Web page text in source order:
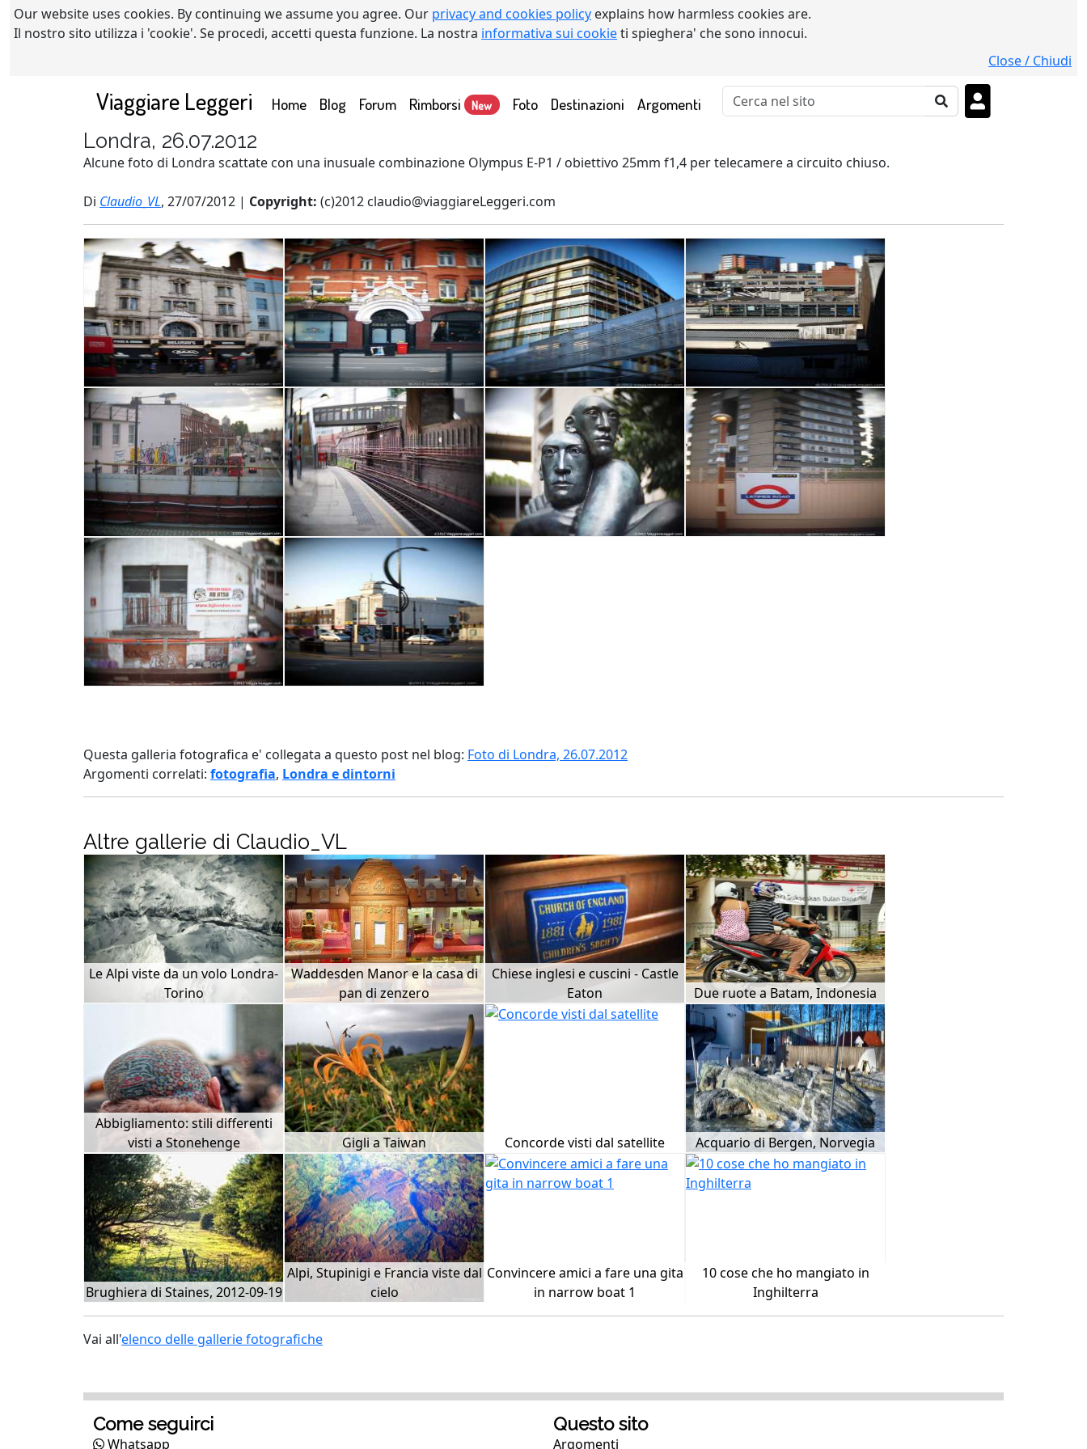
Our website uses cookies. By continuing we assume you agree. Our privacy and cookies policy explains how harmless cookies are.
Il nostro sito utilizza i 'cookie'. Se procedi, accetti questa funzione. La nostra informativa sui cookieti spieghera' che sono innocui.
Close / Chiudi
Viaggiare Leggeri Home(current)
Blog Forum Rimborsi New Foto Destinazioni Argomenti
Londra, 26.07.2012
Alcune foto di Londra scattate con una inusuale combinazione Olympus E-P1 / obiettivo 25mm f1,4 per telecamere a circuito chiuso.
Di Claudio_VL, 27/07/2012 | Copyright: (c)2012 claudio@viaggiareLeggeri.com
Questa galleria fotografica e' collegata a questo post nel blog: Foto di Londra, 26.07.2012
Argomenti correlati: fotografia, Londra e dintorni
Altre gallerie di Claudio_VL
Le Alpi viste da un volo Londra-
Torino
Waddesden Manor e la casa di
pan di zenzero
Chiese inglesi e cuscini - Castle
Eaton
Due ruote a Batam, Indonesia
Abbigliamento: stili differenti
visti a Stonehenge
Gigli a Taiwan Concorde visti dal satellite Acquario di Bergen, Norvegia
Brughiera di Staines, 2012-09-19
Alpi, Stupinigi e Francia viste dal
cielo
Convincere amici a fare una gita
in narrow boat 1
10 cose che ho mangiato in
Inghilterra
Vai all'elenco delle gallerie fotografiche
Come seguirci
Whatsapp
Questo sito
Argomenti